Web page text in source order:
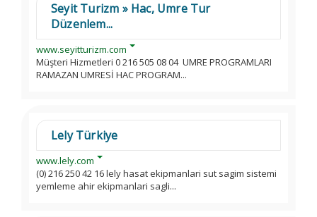
Seyit Turizm » Hac, Umre Tur
Düzenlem...
www.seyitturizm.com
Müşteri Hizmetleri 0 216 505 08 04 UMRE PROGRAMLARI
RAMAZAN UMRESİ HAC PROGRAM...
Lely Türkiye
www.lely.com
(0) 216 250 42 16 lely hasat ekipmanlari sut sagim sistemi
yemleme ahir ekipmanlari sagli...